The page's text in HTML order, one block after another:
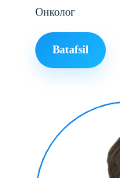
Онколог
Batafsil